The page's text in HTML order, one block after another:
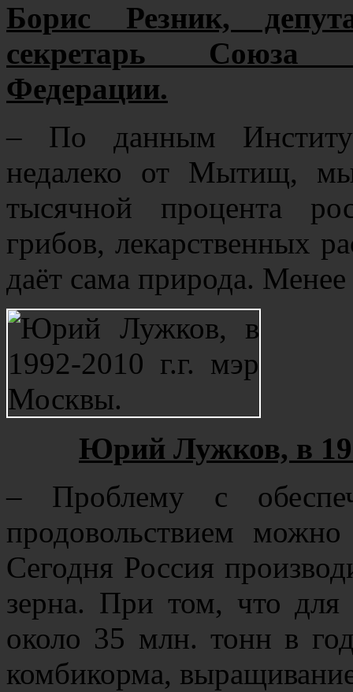
Борис Резник,
секретарь Союза
Федерации.
– По данным
недалеко от Мытищ,
тысячной процента
грибов, лекарственных
даёт сама природа.
Юрий Лужков, в
– Проблему с
продовольствием
Сегодня Россия
зерна. При том, что для
около 35 млн. тонн в
комбикорма,